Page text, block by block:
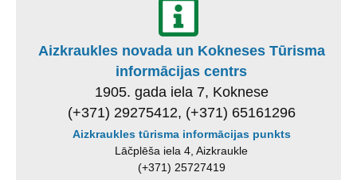
Aizkraukles novada un Kokneses Tūrisma
informācijas centrs
1905. gada iela 7, Koknese
(+371) 29275412, (+371) 65161296
Aizkraukles tūrisma informācijas punkts
Lāčplēša iela 4, Aizkraukle
(+371) 25727419